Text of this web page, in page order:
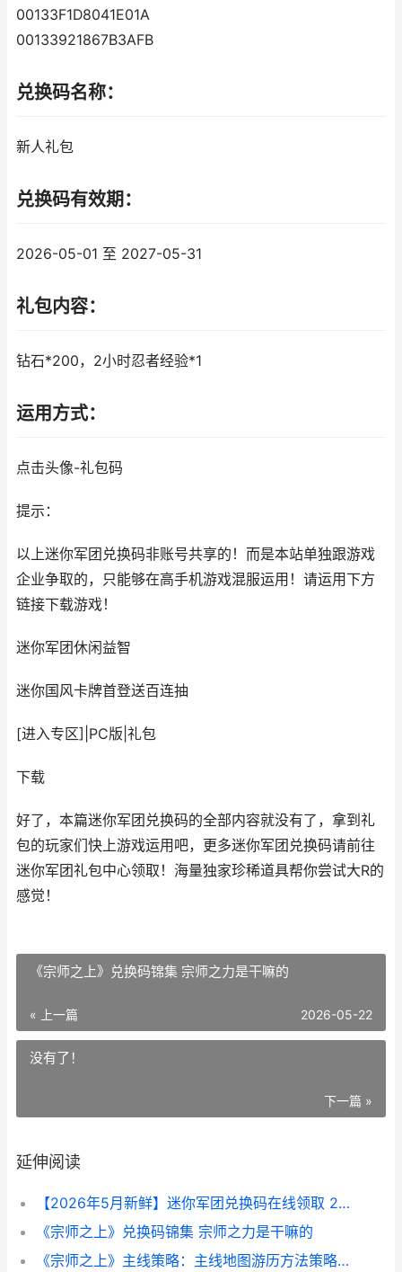
00133F1D8041E01A
00133921867B3AFB
兑换码名称：
新人礼包
兑换码有效期：
2026-05-01 至 2027-05-31
礼包内容：
钻石*200，2小时忍者经验*1
运用方式：
点击头像-礼包码
提示：
以上迷你军团兑换码非账号共享的！而是本站单独跟游戏
企业争取的，只能够在高手机游戏混服运用！请运用下方
链接下载游戏！
迷你军团休闲益智
迷你国风卡牌首登送百连抽
[进入专区] PC版 礼包
下载
好了，本篇迷你军团兑换码的全部内容就没有了，拿到礼
包的玩家们快上游戏运用吧，更多迷你军团兑换码请前往
迷你军团礼包中心领取！海量独家珍稀道具帮你尝试大R的
感觉！
《宗师之上》兑换码锦集 宗师之力是干嘛的
« 上一篇 2026-05-22
没有了！
下一篇 »
延伸阅读
【2026年5月新鲜】迷你军团兑换码在线领取 2026年5月4日
《宗师之上》兑换码锦集 宗师之力是干嘛的
《宗师之上》主线策略：主线地图游历方法策略详细解答 宗师之王